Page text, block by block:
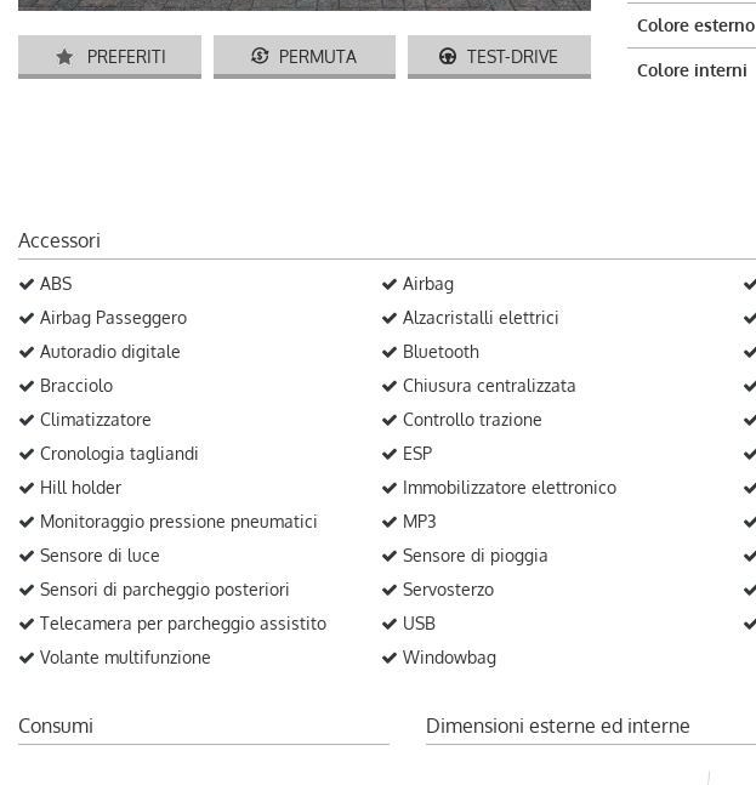
PREFERITI PERMUTA TEST-DRIVE
Colore esterno
Colore interni
Accessori
ABS
Airbag Passeggero
Autoradio digitale
Bracciolo
Climatizzatore
Cronologia tagliandi
Hill holder
Monitoraggio pressione pneumatici
Sensore di luce
Sensori di parcheggio posteriori
Telecamera per parcheggio assistito
Volante multifunzione
Airbag
Alzacristalli elettrici
Bluetooth
Chiusura centralizzata
Controllo trazione
ESP
Immobilizzatore elettronico
MP3
Sensore di pioggia
Servosterzo
USB
Windowbag
Consumi Dimensioni esterne ed interne